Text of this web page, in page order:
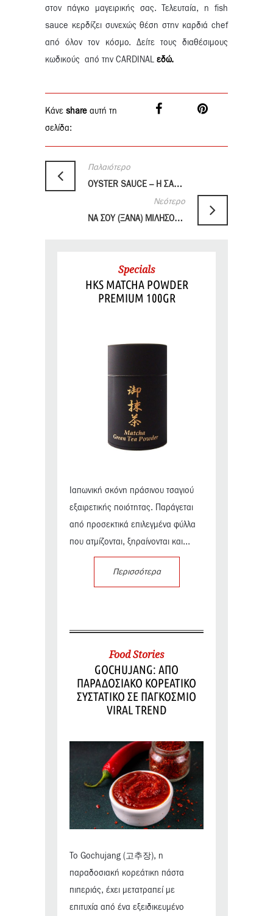
στον πάγκο μαγειρικής σας. Τελευταία, η fish
sauce κερδίζει συνεχώς θέση στην καρδιά chef
από όλον τον κόσμο. Δείτε τους διαθέσιμους
κωδικούς από την CARDINAL εδώ.
Κάνε share αυτή τη
σελίδα:
Παλαιότερο
OYSTER SAUCE – Η ΣΑΛΤΣΑ ΠΟΥ ΑΝΑΚΑΛΥΦΘΗΚΕ ΤΥΧΑΙΑ
Νεότερο
ΝΑ ΣΟΥ (ΞΑΝΑ) ΜΙΛΗΣΟΥΜΕ ΓΙΑ ΤΗ SRIRACHA;
Specials
HKS MATCHA POWDER
PREMIUM 100GR
Ιαπωνική σκόνη πράσινου τσαγιού
εξαιρετικής ποιότητας. Παράγεται
από προσεκτικά επιλεγμένα φύλλα
που ατμίζονται, ξηραίνονται και...
Περισσότερα
Food Stories
GOCHUJANG: ΑΠΟ
ΠΑΡΑΔΟΣΙΑΚΟ ΚΟΡΕΑΤΙΚΟ
ΣΥΣΤΑΤΙΚΟ ΣΕ ΠΑΓΚΟΣΜΙΟ
VIRAL TREND
Το Gochujang (고추장), η
παραδοσιακή κορεάτικη πάστα
πιπεριάς, έχει μετατραπεί με
επιτυχία από ένα εξειδικευμένο